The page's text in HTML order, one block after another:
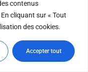
contenus
cliquant sur « Tout
des cookies.
Accepter tout